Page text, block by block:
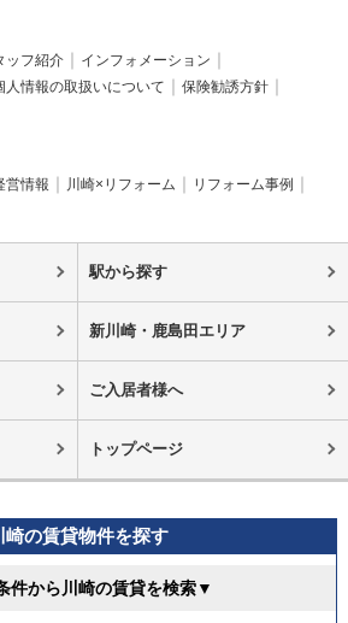
ッフ紹介
インフォメーション
人情報の取扱いについて
保険勧誘方針
営情報 川崎×リフォーム
リフォーム事例
駅から探す
新川崎・鹿島田エリア
ご入居者様へ
トップページ
崎の賃貸物件を探す
件から川崎の賃貸を検索▼